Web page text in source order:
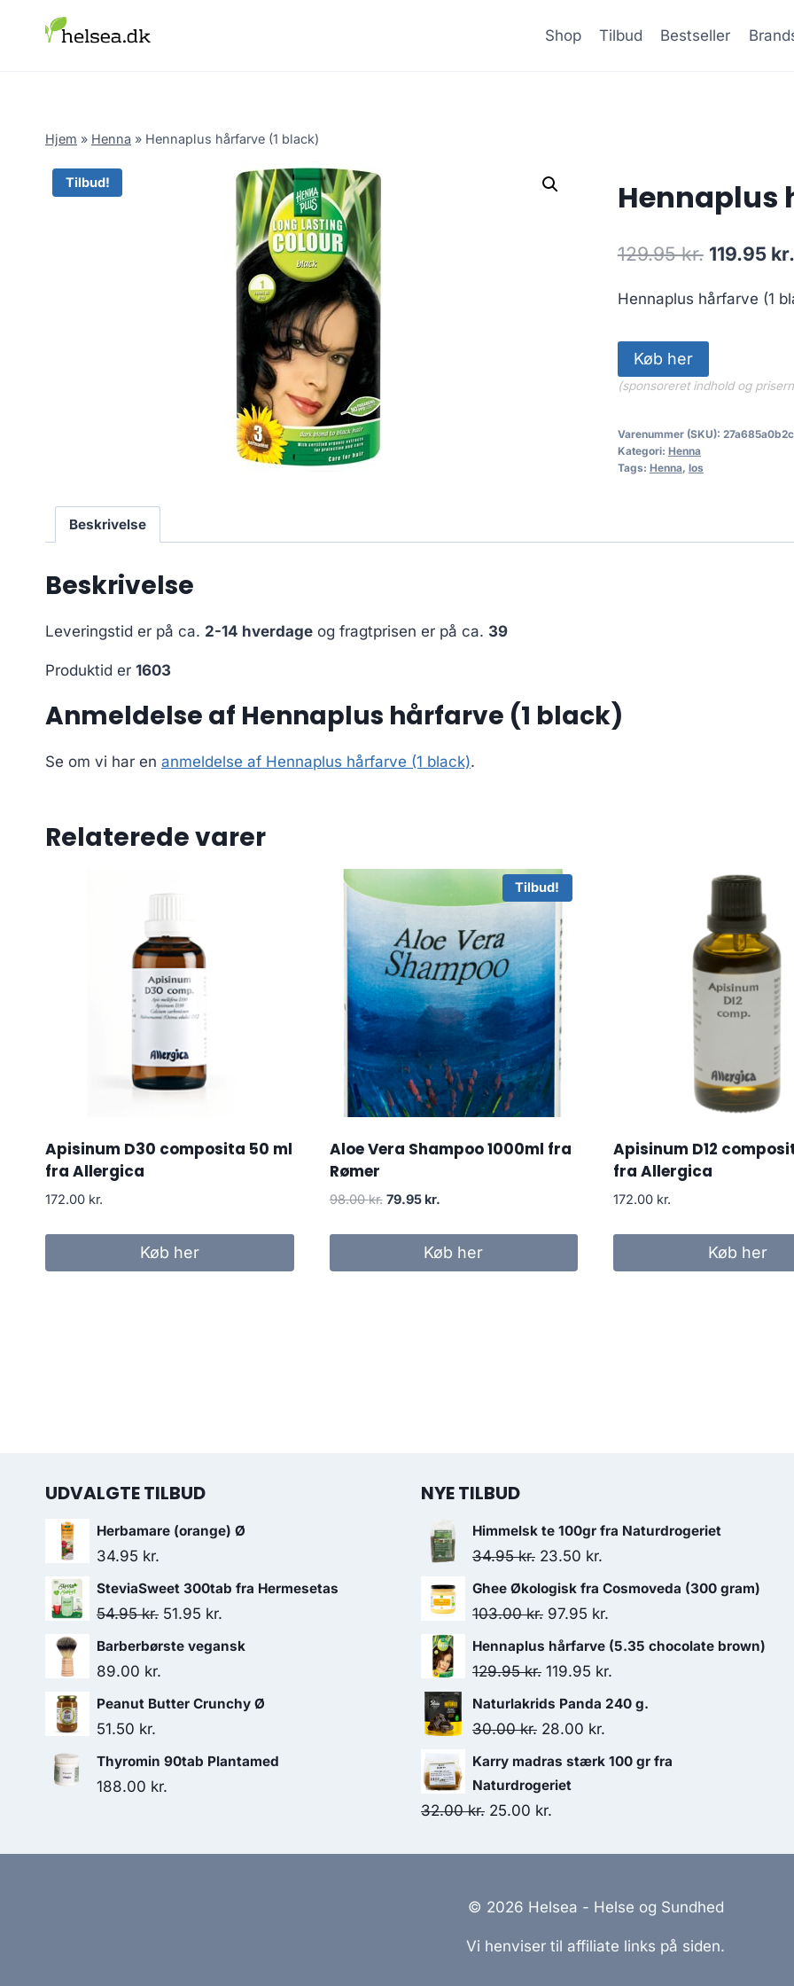
Shop Tilbud Bestseller
Hjem » Henna » Hennaplus hårfarve (1 black)
Tilbud! Hennaplus
129.95kr. Den
pris
var:
129.95
119.95 kr.
Hennaplus hårfarve (1
Køb her
(sponsoreret indhold og
Varenummer (SKU):
Kategori: Henna
Tags: Henna, los
Beskrivelse
Beskrivelse
Leveringstid er på ca. 2-14 hverdage og fragtprisen er på ca. 39
Produktid er 1603
Anmeldelse af Hennaplus hårfarve (1 black)
Se om vi har en anmeldelse af Hennaplus hårfarve (1 black).
Relaterede varer
Apisinum D30 composita 50 ml
fra Allergica
172.00 kr.
Køb her
Tilbud!
Aloe Vera Shampoo 1000ml fra
Rømer
98.00kr. Den
pris
79.95 kr.Den
pris
er:
Køb her
Apisinum D12
fra Allergica
172.00 kr.
Køb her
UDVALGTE TILBUD
Herbamare (orange) Ø
34.95 kr.
SteviaSweet 300tab fra Hermesetas
54.95kr. Den
oprindelige
51.95 kr.
aktuelle
Barberbørste vegansk
89.00 kr.
Peanut Butter Crunchy Ø
51.50 kr.
Thyromin 90tab Plantamed
188.00 kr.
NYE TILBUD
Himmelsk te 100gr fra Naturdrogeriet
34.95kr. Den
oprindelige
pris
var:
34.95 kr..
23.50 kr.
aktuelle
pris
er:
Ghee Økologisk fra Cosmoveda (300 gram)
103.00kr. Den
oprindelige
pris
103.00 kr..
97.95 kr.
aktuelle
pris
Hennaplus hårfarve (5.35 chocolate brown)
129.95kr. Den
oprindelige
pris
129.95 kr..
119.95 kr.
aktuelle
Naturlakrids Panda 240 g.
30.00kr. Den
oprindelige
pris
var:
28.00 kr.
aktuelle
Karry madras stærk 100 gr fra
Naturdrogeriet
32.00kr. Den
32.00 kr..
25.00 kr.
25.00 kr..
© 2026 Helsea - Helse og Sundhed
Vi henviser til affiliate links på siden.